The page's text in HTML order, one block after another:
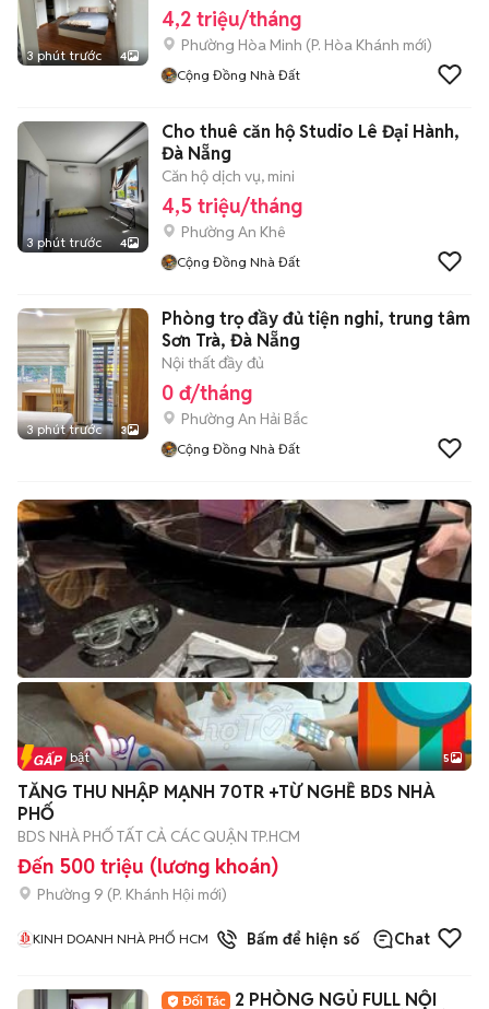
3 phút trước 4
4,2 triệu/tháng
Phường Hòa Minh (P. Hòa Khánh mới)
Cộng Đồng Nhà Đất
3 phút trước 4
Cho thuê căn hộ Studio Lê Đại Hành,
Đà Nẵng
Căn hộ dịch vụ, mini
4,5 triệu/tháng
Phường An Khê
Cộng Đồng Nhà Đất
3 phút trước 3
Phòng trọ đầy đủ tiện nghi, trung tâm
Sơn Trà, Đà Nẵng
Nội thất đầy đủ
0 đ/tháng
Phường An Hải Bắc
Cộng Đồng Nhà Đất
Tin nổi bật 5
TĂNG THU NHẬP MẠNH 70TR +TỪ NGHỀ BDS NHÀ
PHỐ
BDS NHÀ PHỐ TẤT CẢ CÁC QUẬN TP.HCM
Đến 500 triệu (lương khoán)
Phường 9 (P. Khánh Hội mới)
KINH DOANH NHÀ PHỐ HCM 1đã bánBấm để hiện số Chat
2 PHÒNG NGỦ FULL NỘI